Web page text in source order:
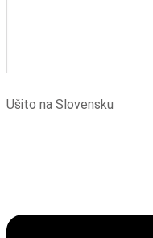
Ušito na Slovensku